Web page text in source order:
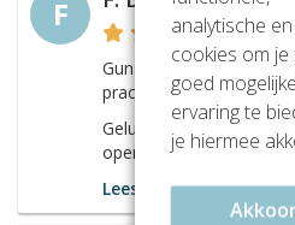
F
Gunstige locatie en het
prachtig van de
Gelukkig is de
open ruimtes die strak
Lees meer
analytische
cookies om je
goed mogelijke
ervaring te
je hiermee